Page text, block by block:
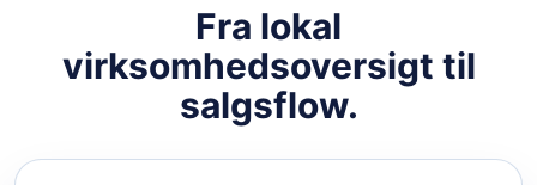
Fra lokal
virksomhedsoversigt til
salgsflow.